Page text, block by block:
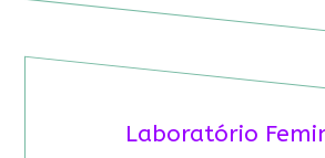
Laboratório